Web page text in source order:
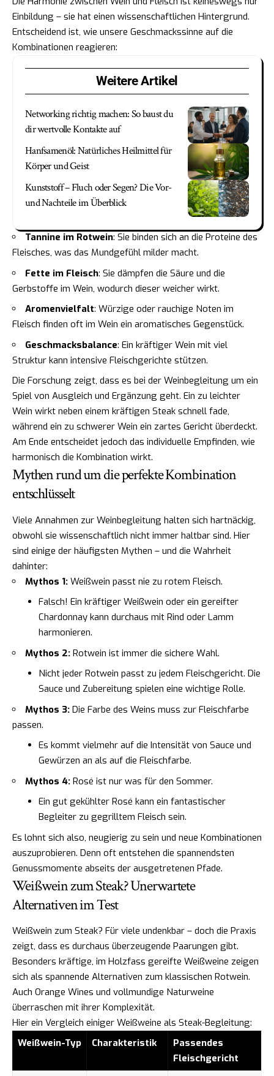
Einbildung – sie hat einen wissenschaftlichen Hintergrund.
Entscheidend ist, wie unsere Geschmackssinne auf die
Kombinationen reagieren:
Weitere Artikel
Networking richtig machen: So baust du
dir wertvolle Kontakte auf
Hanfsamenöl: Natürliches Heilmittel für
Körper und Geist
Kunststoff – Fluch oder Segen? Die Vor-
und Nachteile im Überblick
Tannine im Rotwein: Sie binden sich an die Proteine des
Fleisches, was das Mundgefühl milder macht.
Fette im Fleisch: Sie dämpfen die Säure und die
Gerbstoffe im Wein, wodurch dieser weicher wirkt.
Aromenvielfalt: Würzige oder rauchige Noten im
Fleisch finden oft im Wein ein aromatisches Gegenstück.
Geschmacksbalance: Ein kräftiger Wein mit viel
Struktur kann intensive Fleischgerichte stützen.
Die Forschung zeigt, dass es bei der Weinbegleitung um ein
Spiel von Ausgleich und Ergänzung geht. Ein zu leichter
Wein wirkt neben einem kräftigen Steak schnell fade,
während ein zu schwerer Wein ein zartes Gericht überdeckt.
Am Ende entscheidet jedoch das individuelle Empfinden, wie
harmonisch die Kombination wirkt.
Mythen rund um die perfekte Kombination
entschlüsselt
Viele Annahmen zur Weinbegleitung halten sich hartnäckig,
obwohl sie wissenschaftlich nicht immer haltbar sind. Hier
sind einige der häufigsten Mythen – und die Wahrheit
dahinter:
Mythos 1: Weißwein passt nie zu rotem Fleisch.
Falsch! Ein kräftiger Weißwein oder ein gereifter
Chardonnay kann durchaus mit Rind oder Lamm
harmonieren.
Mythos 2: Rotwein ist immer die sichere Wahl.
Nicht jeder Rotwein passt zu jedem Fleischgericht. Die
Sauce und Zubereitung spielen eine wichtige Rolle.
Mythos 3: Die Farbe des Weins muss zur Fleischfarbe
passen.
Es kommt vielmehr auf die Intensität von Sauce und
Gewürzen an als auf die Fleischfarbe.
Mythos 4: Rosé ist nur was für den Sommer.
Ein gut gekühlter Rosé kann ein fantastischer
Begleiter zu gegrilltem Fleisch sein.
Es lohnt sich also, neugierig zu sein und neue Kombinationen
auszuprobieren. Denn oft entstehen die spannendsten
Genussmomente abseits der ausgetretenen Pfade.
Weißwein zum Steak? Unerwartete
Alternativen im Test
Weißwein zum Steak? Für viele undenkbar – doch die Praxis
zeigt, dass es durchaus überzeugende Paarungen gibt.
Besonders kräftige, im Holzfass gereifte Weißweine zeigen
sich als spannende Alternativen zum klassischen Rotwein.
Auch Orange Wines und vollmundige Naturweine
überraschen mit ihrer Komplexität.
Hier ein Vergleich einiger Weißweine als Steak-Begleitung:
Weißwein-Typ
Charakteristik
Passendes
Fleischgericht